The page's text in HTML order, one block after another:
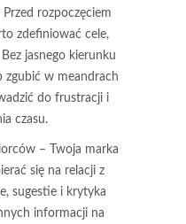
rozpoczęciem
zdefiniować cele,
jasnego kierunku
zgubić w meandrach
do frustracji i
czasu.
– Twoja marka
się na relacji z
sugestie i krytyka
informacji na